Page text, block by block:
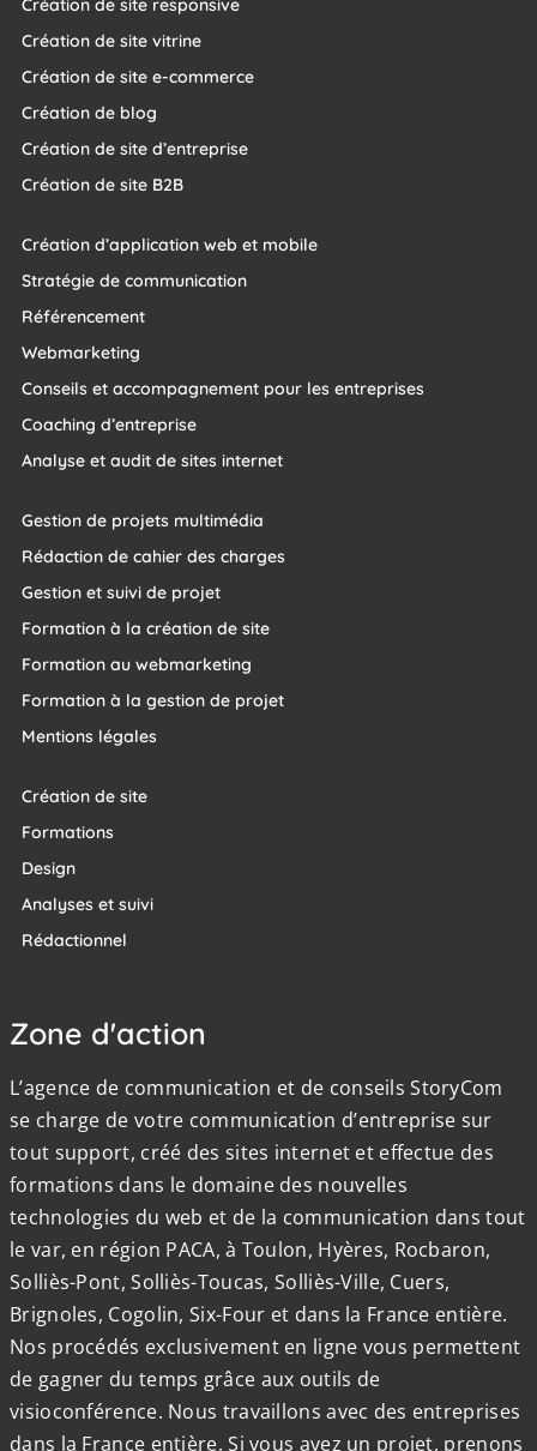
Création de site responsive
Création de site vitrine
Création de site e-commerce
Création de blog
Création de site d’entreprise
Création de site B2B
Création d’application web et mobile
Stratégie de communication
Référencement
Webmarketing
Conseils et accompagnement pour les entreprises
Coaching d’entreprise
Analyse et audit de sites internet
Gestion de projets multimédia
Rédaction de cahier des charges
Gestion et suivi de projet
Formation à la création de site
Formation au webmarketing
Formation à la gestion de projet
Mentions légales
Création de site
Formations
Design
Analyses et suivi
Rédactionnel
Zone d'action
L’agence de communication et de conseils StoryCom
se charge de votre communication d’entreprise sur
tout support, créé des sites internet et effectue des
formations dans le domaine des nouvelles
technologies du web et de la communication dans tout
le var, en région PACA, à Toulon, Hyères, Rocbaron,
Solliès-Pont, Solliès-Toucas, Solliès-Ville, Cuers,
Brignoles, Cogolin, Six-Four et dans la France entière.
Nos procédés exclusivement en ligne vous permettent
de gagner du temps grâce aux outils de
visioconférence. Nous travaillons avec des entreprises
dans la France entière. Si vous avez un projet, prenons